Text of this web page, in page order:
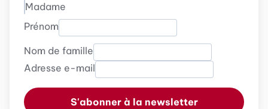
Madame
Prénom
Nom de famille
Adresse e-mail
S'abonner à la newsletter